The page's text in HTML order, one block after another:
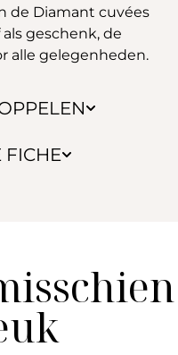
FICHE
de Diamant cuvées
geschenk, de
alle gelegenheden.